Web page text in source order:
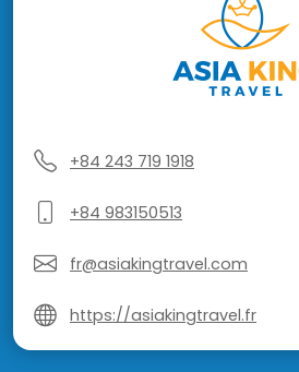
+84 243 719 1918
+84 983150513
fr@asiakingtravel.com
https://asiakingtravel.fr